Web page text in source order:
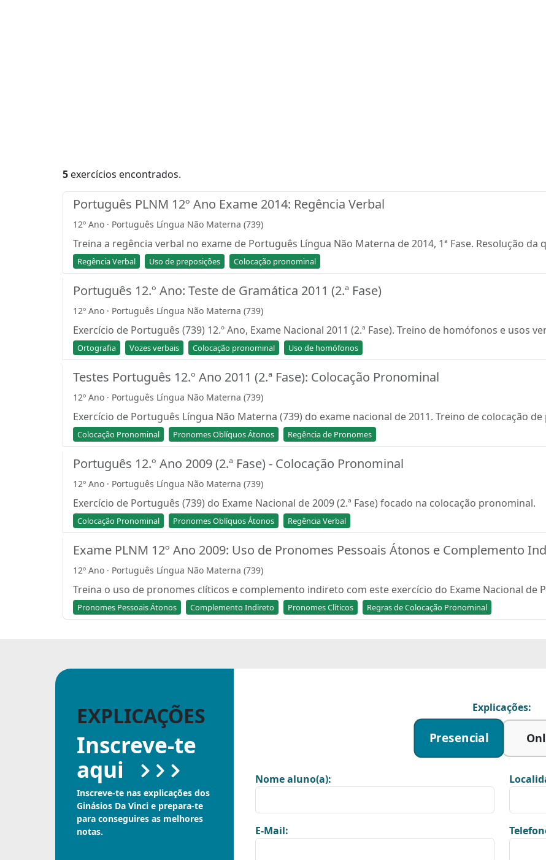
5 exercícios encontrados.
Português PLNM 12º Ano Exame 2014: Regência Verbal
12º Ano · Português Língua Não Materna (739)
Treina a regência verbal no exame de Português Língua Não Materna de 2014, 1ª Fase. Resolução da
Regência Verbal Uso de preposições Colocação pronominal
Português 12.º Ano: Teste de Gramática 2011 (2.ª Fase)
12º Ano · Português Língua Não Materna (739)
Exercício de Português (739) 12.º Ano, Exame Nacional 2011 (2.ª Fase). Treino de homófonos e usos
Ortografia Vozes verbais Colocação pronominal Uso de homófonos
Testes Português 12.º Ano 2011 (2.ª Fase): Colocação Pronominal
12º Ano · Português Língua Não Materna (739)
Exercício de Português Língua Não Materna (739) do exame nacional de 2011. Treino de colocação
Colocação Pronominal Pronomes Oblíquos Átonos Regência de Pronomes
Português 12.º Ano 2009 (2.ª Fase) - Colocação Pronominal
12º Ano · Português Língua Não Materna (739)
Exercício de Português (739) do Exame Nacional de 2009 (2.ª Fase) focado na colocação pronominal.
Colocação Pronominal Pronomes Oblíquos Átonos Regência Verbal
Exame PLNM 12º Ano 2009: Uso de Pronomes Pessoais Átonos e Complemento
12º Ano · Português Língua Não Materna (739)
Treina o uso de pronomes clíticos e complemento indireto com este exercício do Exame Nacional de
Pronomes Pessoais Átonos Complemento Indireto Pronomes Clíticos Regras de Colocação Pronominal
EXPLICAÇÕES
Inscreve-te
aqui
Inscreve-te nas explicações dos
Ginásios Da Vinci e prepara-te
para conseguires as melhores
notas.
Explicações:
Presencial
Nome aluno(a):
E-Mail: